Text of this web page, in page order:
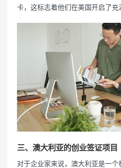
卡，这标志着他们在美国开启了充
三、澳大利亚的创业签证项目
对于企业家来说，澳大利亚是一